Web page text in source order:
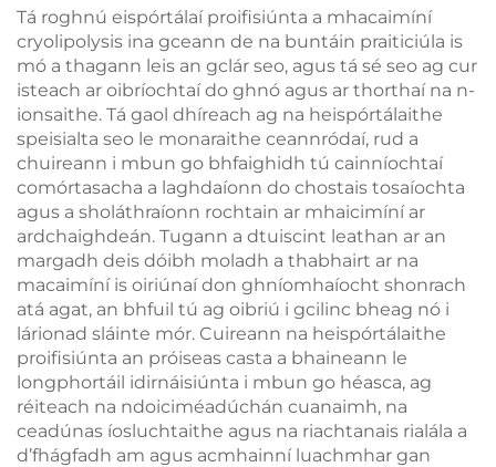
criothaireacht, le
laghdú meáchan
(EMS)
Tá roghnú eispórtálaí proifisiúnta a mhacaimíní
cryolipolysis ina gceann de na buntáin praiticiúla is
mó a thagann leis an gclár seo, agus tá sé seo ag cur
isteach ar oibríochtaí do ghnó agus ar thorthaí na n-
ionsaithe. Tá gaol dhíreach ag na heispórtálaithe
speisialta seo le monaraithe ceannródaí, rud a
chuireann i mbun go bhfaighidh tú cainníochtaí
comórtasacha a laghdaíonn do chostais tosaíochta
agus a sholáthraíonn rochtain ar mhaicimíní ar
ardchaighdeán. Tugann a dtuiscint leathan ar an
margadh deis dóibh moladh a thabhairt ar na
macaimíní is oiriúnaí don ghníomhaíocht shonrach
atá agat, an bhfuil tú ag oibriú i gcilinc bheag nó i
lárionad sláinte mór. Cuireann na heispórtálaithe
proifisiúnta an próiseas casta a bhaineann le
longphortáil idirnáisiúnta i mbun go héasca, ag
réiteach na ndoiciméadúchán cuanaimh, na
ceadúnas íosluchtaithe agus na riachtanais rialála a
d’fhágfadh am agus acmhainní luachmhar gan